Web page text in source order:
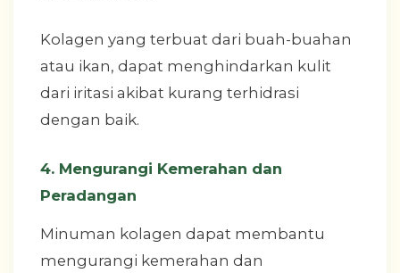
Kolagen yang terbuat dari buah-buahan
atau ikan, dapat menghindarkan kulit
dari iritasi akibat kurang terhidrasi
dengan baik.
4. Mengurangi Kemerahan dan
Peradangan
Minuman kolagen dapat membantu
mengurangi kemerahan dan